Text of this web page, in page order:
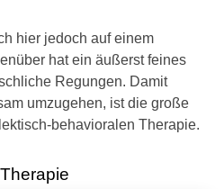
hier jedoch auf einem
hat ein äußerst feines
Regungen. Damit
umzugehen, ist die große
behavioralen Therapie.